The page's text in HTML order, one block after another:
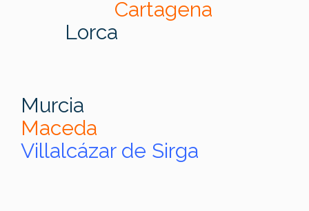
Cartagena
Lorca
Murcia
Maceda
Villalcázar de Sirga